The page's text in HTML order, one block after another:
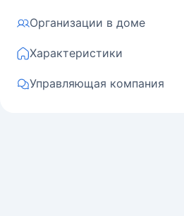
Организации в доме
Характеристики
Управляющая компания